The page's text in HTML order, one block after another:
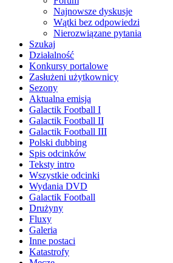
Najnowsze dyskusje
Wątki bez odpowiedzi
Nierozwiązane pytania
Szukaj
Działalność
Konkursy portalowe
Zasłużeni użytkownicy
Sezony
Aktualna emisja
Galactik Football I
Galactik Football II
Galactik Football III
Polski dubbing
Spis odcinków
Teksty intro
Wszystkie odcinki
Wydania DVD
Galactik Football
Drużyny
Fluxy
Galeria
Inne postaci
Katastrofy